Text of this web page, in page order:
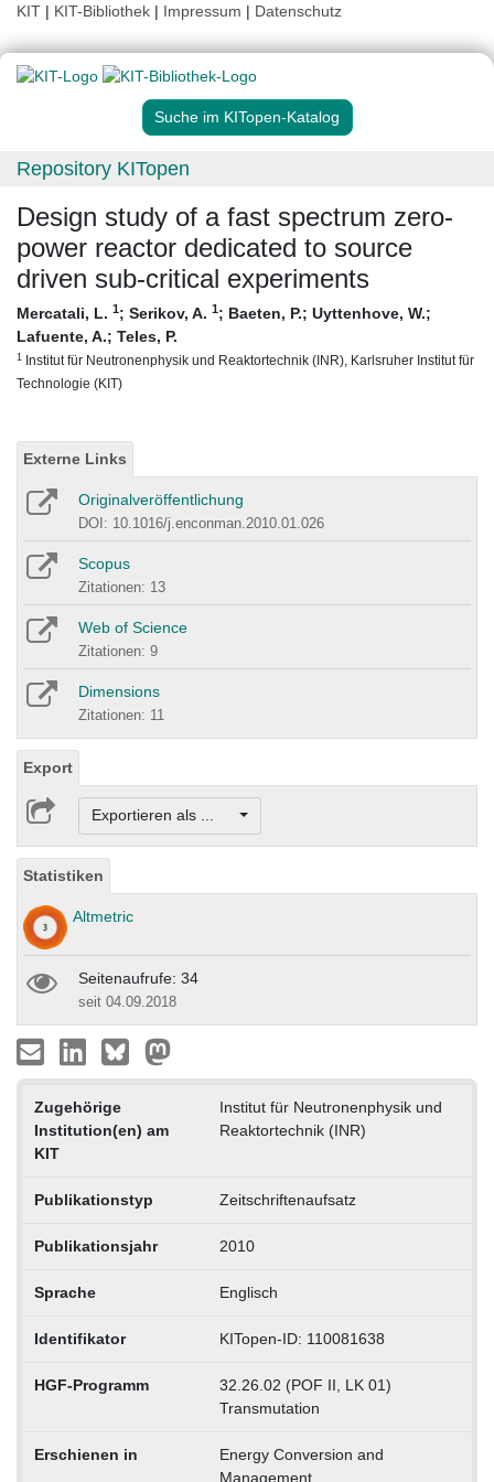
KIT | KIT-Bibliothek | Impressum | Datenschutz
Suche im KITopen-Katalog
Repository KITopen
Design study of a fast spectrum zero-
power reactor dedicated to source
driven sub-critical experiments
Mercatali, L. 1; Serikov, A. 1; Baeten, P.; Uyttenhove, W.;
Lafuente, A.; Teles, P.
1 Institut für Neutronenphysik und Reaktortechnik (INR), Karlsruher Institut für
Technologie (KIT)
Externe Links
Originalveröffentlichung
DOI: 10.1016/j.enconman.2010.01.026
Scopus
Zitationen: 13
Web of Science
Zitationen: 9
Dimensions
Zitationen: 11
Export
Exportieren als ...
Statistiken
Altmetric
Seitenaufrufe: 34
seit 04.09.2018
Zugehörige
Institution(en) am
KIT
Institut für Neutronenphysik und
Reaktortechnik (INR)
Publikationstyp Zeitschriftenaufsatz
Publikationsjahr 2010
Sprache Englisch
Identifikator KITopen-ID: 110081638
HGF-Programm
32.26.02 (POF II, LK 01)
Transmutation
Erschienen in
Energy Conversion and
Management